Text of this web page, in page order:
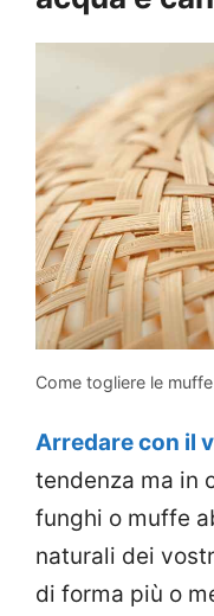
Come togliere le
Arredare con il
tendenza ma in
funghi o muffe
naturali dei
di forma più o